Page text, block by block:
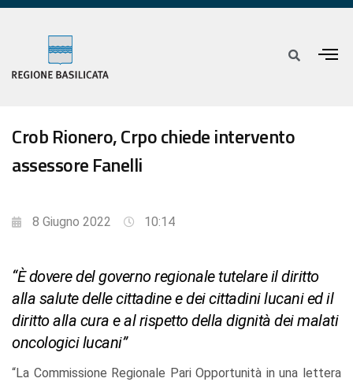
Crob Rionero, Crpo chiede intervento
assessore Fanelli
8 Giugno 2022 10:14
“È dovere del governo regionale tutelare il diritto
alla salute delle cittadine e dei cittadini lucani ed il
diritto alla cura e al rispetto della dignità dei malati
oncologici lucani”
“La Commissione Regionale Pari Opportunità in una lettera